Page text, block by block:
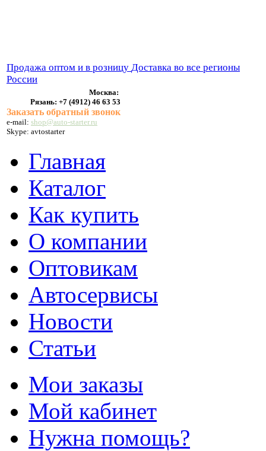
Продажа оптом и в розницу Доставка во все регионы
России
Москва:
Рязань: +7 (4912) 46 63 53
Заказать обратный звонок
e-mail: shop@auto-starter.ru
Skype: avtostarter
Главная
Каталог
Как купить
О компании
Оптовикам
Автосервисы
Новости
Статьи
Мои заказы
Мой кабинет
Нужна помощь?